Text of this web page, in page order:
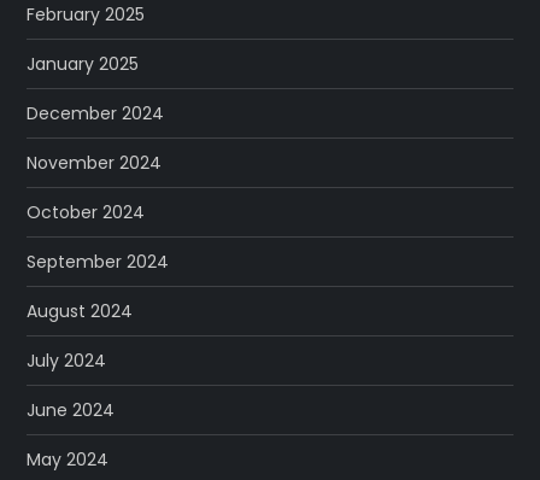
February 2025
January 2025
December 2024
November 2024
October 2024
September 2024
August 2024
July 2024
June 2024
May 2024